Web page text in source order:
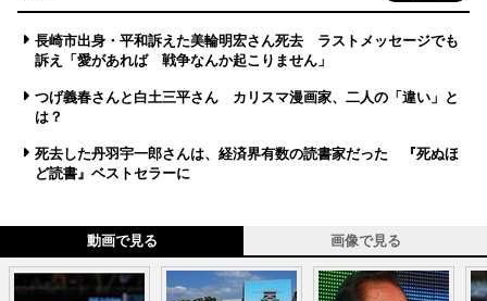
長崎市出身・平和訴えた美輪明宏さん死去 ラストメッセージでも
訴え「愛があれば 戦争なんか起こりません」
つげ義春さんと白土三平さん カリスマ漫画家、二人の「違い」と
は？
死去した丹羽宇一郎さんは、経済界有数の読書家だった 『死ぬほ
ど読書』ベストセラーに
動画で見る 画像で見る